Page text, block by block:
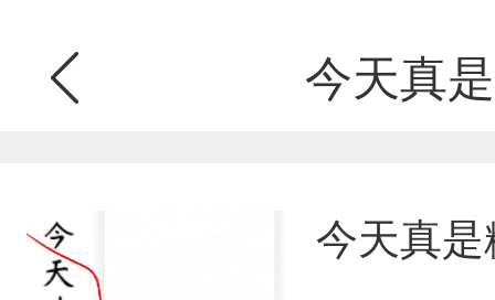
今天真
今天真